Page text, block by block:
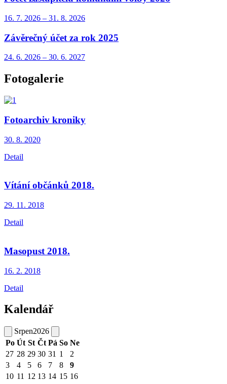
16. 7. 2026 – 31. 8. 2026
Závěrečný účet za rok 2025
24. 6. 2026 – 30. 6. 2027
Fotogalerie
Fotoarchiv kroniky
30. 8. 2020
Detail
Vítání občánků 2018.
29. 11. 2018
Detail
Masopust 2018.
16. 2. 2018
Detail
Kalendář
Srpen2026
Po Út St Čt Pá So Ne
27 28 29 30 31 1
2
3
4 5 6 7 8
9
10 11 12 13 14 15 16